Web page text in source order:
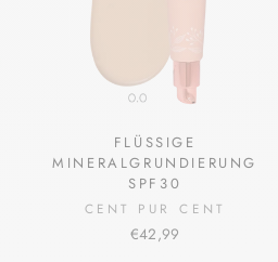
FLÜSSIGE
MINERALGRUNDIERUNG
SPF30
CENT PUR CENT
€42,99